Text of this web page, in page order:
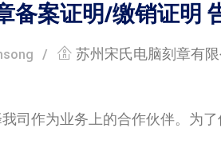
备案证明/缴销证明
苏州宋氏电脑刻章有限
司作为业务上的合作伙伴。为